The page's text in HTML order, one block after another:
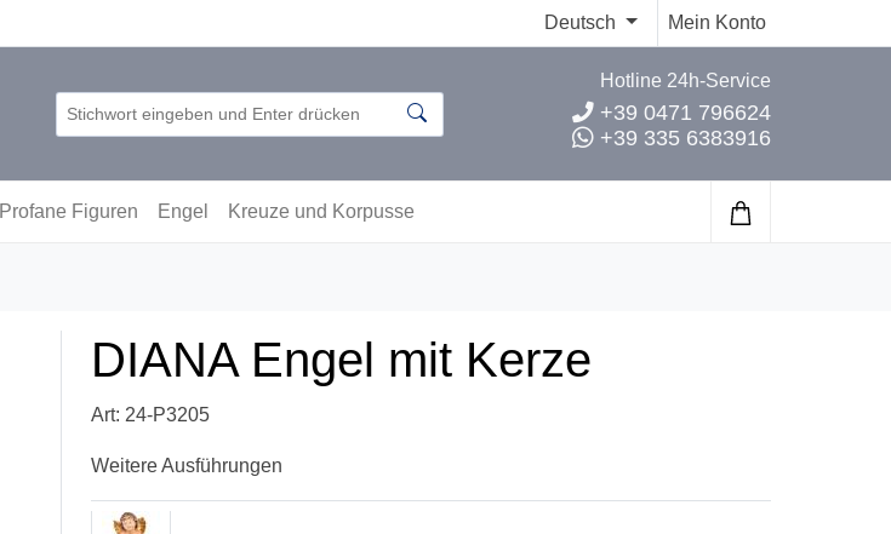
Deutsch Mein Konto
Hotline 24h-Service
+39 0471 796624
+39 335 6383916
Profane Figuren Engel Kreuze und Korpusse
DIANA Engel mit Kerze
Art: 24-P3205
Weitere Ausführungen